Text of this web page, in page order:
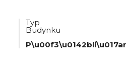
Typ
Budynku